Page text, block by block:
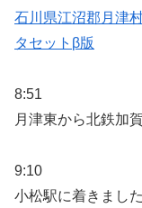
石川県江沼郡月津
タセットβ版
8:51
月津東から北鉄加
9:10
小松駅に着きました